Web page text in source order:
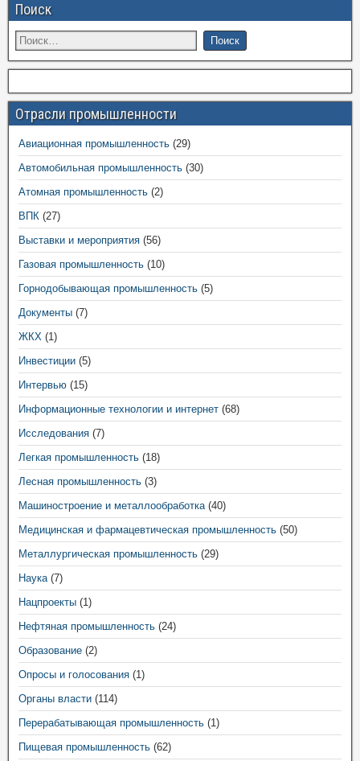
Поиск
Отрасли промышленности
Авиационная промышленность (29)
Автомобильная промышленность (30)
Атомная промышленность (2)
ВПК (27)
Выставки и мероприятия (56)
Газовая промышленность (10)
Горнодобывающая промышленность (5)
Документы (7)
ЖКХ (1)
Инвестиции (5)
Интервью (15)
Информационные технологии и интернет (68)
Исследования (7)
Легкая промышленность (18)
Лесная промышленность (3)
Машиностроение и металлообработка(40)
Медицинская и фармацевтическая промышленность (50)
Металлургическая промышленность (29)
Наука(7)
Нацпроекты (1)
Нефтяная промышленность (24)
Образование (2)
Опросы и голосования (1)
Органы власти (114)
Перерабатывающая промышленность (1)
Пищевая промышленность (62)